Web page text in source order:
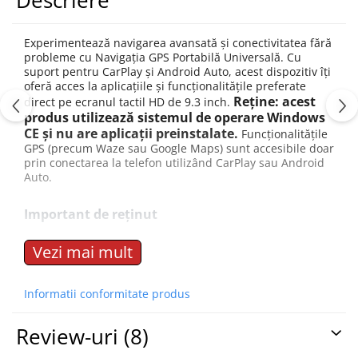
Navigatii Land Rover
Navigatii Iveco
Navigatii Chrysler
Experimentează navigarea avansată și conectivitatea fără
probleme cu Navigația GPS Portabilă Universală. Cu
suport pentru CarPlay și Android Auto, acest dispozitiv îți
oferă acces la aplicațiile și funcționalitățile preferate
direct pe ecranul tactil HD de 9.3 inch. Reține: acest
produs utilizează sistemul de operare Windows
CE și nu are aplicații preinstalate. Funcționalitățile
GPS (precum Waze sau Google Maps) sunt accesibile doar
prin conectarea la telefon utilizând CarPlay sau Android
Auto.
Important de reținut
Nu are aplicații GPS preinstalate:
utilizarea aplicațiilor preferate, precum Waze,
Google Maps, YouTube Music, și Spotify, direct pe
Conectivitate prin CarPlay și Android Auto:
Asigură o experiență intuitivă și facilă, oferindu-ți
Vezi mai mult
Informatii conformitate produs
Review-uri (8)